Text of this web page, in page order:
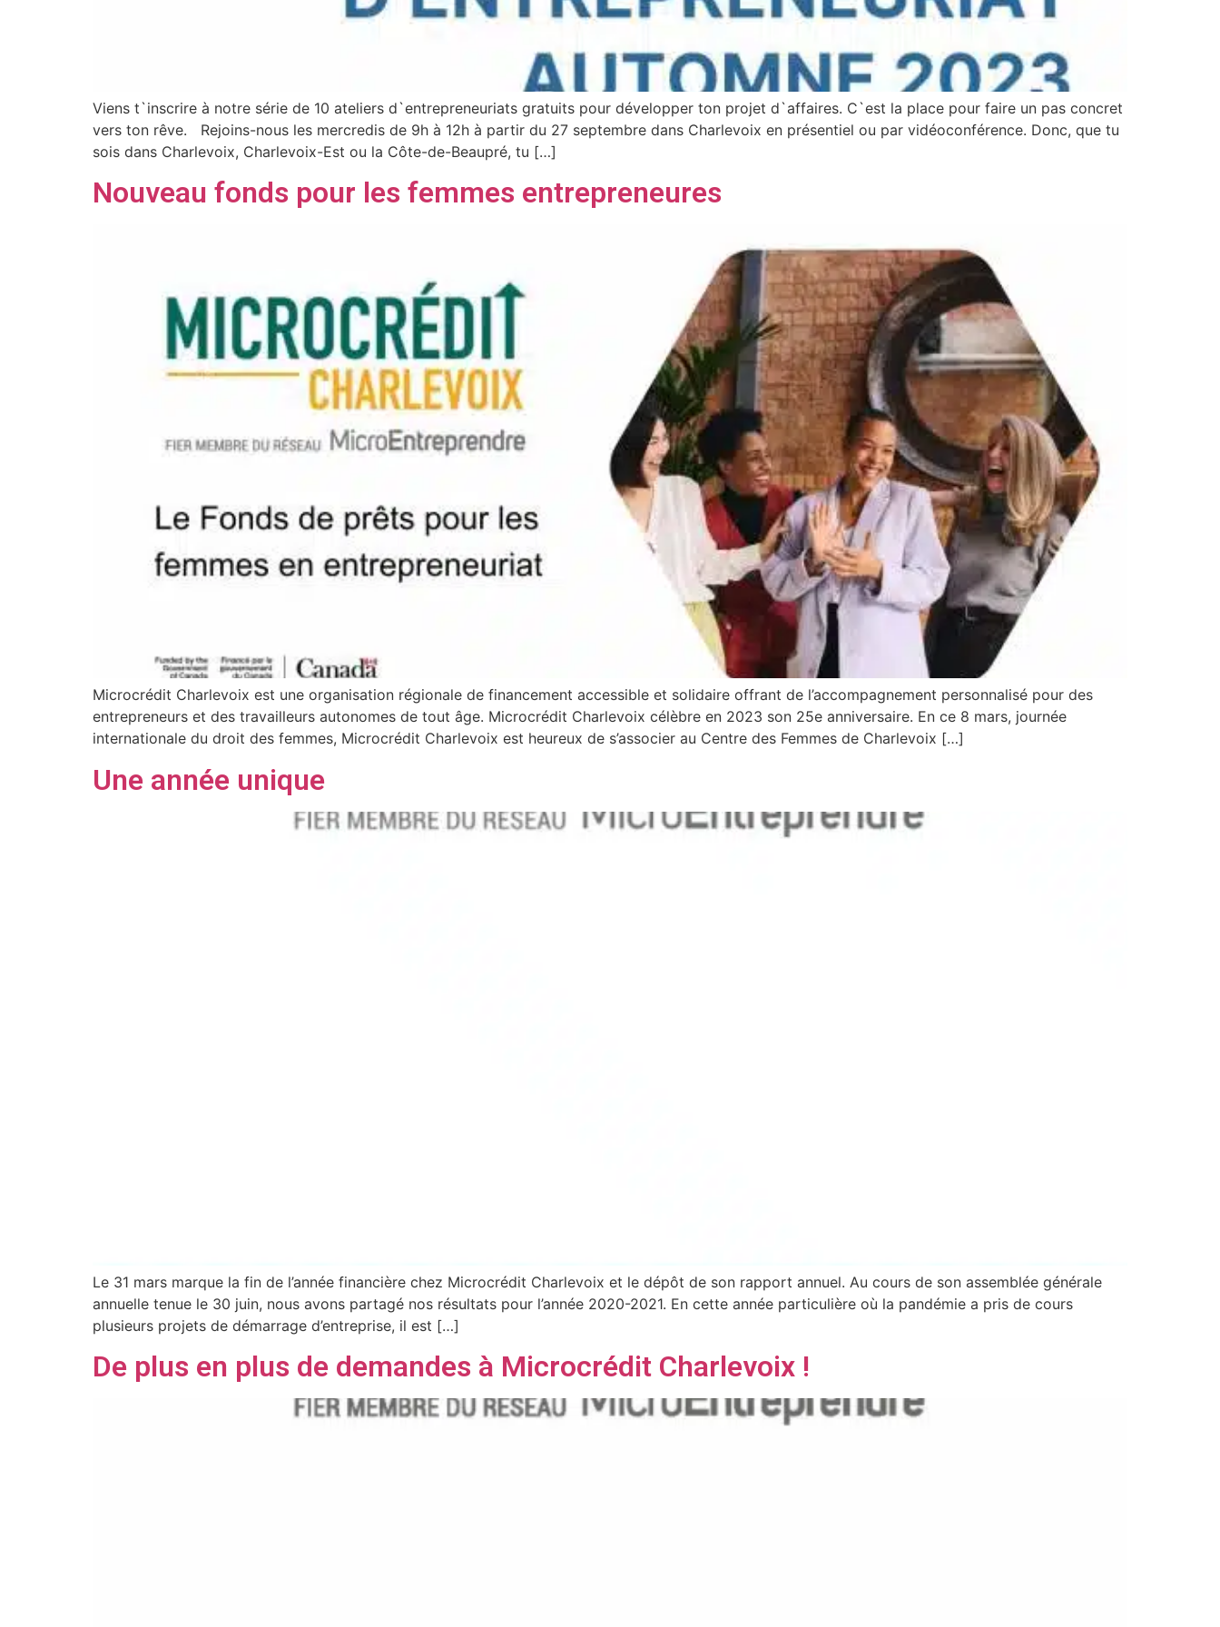
Viens t`inscrire à notre série de 10 ateliers d`entrepreneuriats gratuits pour développer ton projet d`affaires. C`est la place pour faire un pas concret
vers ton rêve. Rejoins-nous les mercredis de 9h à 12h à partir du 27 septembre dans Charlevoix en présentiel ou par vidéoconférence. Donc, que tu
sois dans Charlevoix, Charlevoix-Est ou la Côte-de-Beaupré, tu […]
Nouveau fonds pour les femmes entrepreneures
Microcrédit Charlevoix est une organisation régionale de financement accessible et solidaire offrant de l’accompagnement personnalisé pour des
entrepreneurs et des travailleurs autonomes de tout âge. Microcrédit Charlevoix célèbre en 2023 son 25e anniversaire. En ce 8 mars, journée
internationale du droit des femmes, Microcrédit Charlevoix est heureux de s’associer au Centre des Femmes de Charlevoix […]
Une année unique
Le 31 mars marque la fin de l’année financière chez Microcrédit Charlevoix et le dépôt de son rapport annuel. Au cours de son assemblée générale
annuelle tenue le 30 juin, nous avons partagé nos résultats pour l’année 2020-2021. En cette année particulière où la pandémie a pris de cours
plusieurs projets de démarrage d’entreprise, il est […]
De plus en plus de demandes à Microcrédit Charlevoix !